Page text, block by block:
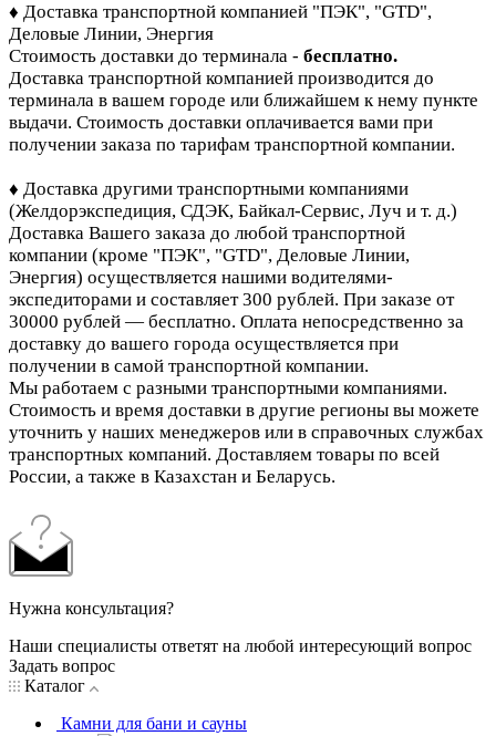
♦ Доставка транспортной компанией "ПЭК", "GTD",
Деловые Линии, Энергия
Стоимость доставки до терминала - бесплатно.
Доставка транспортной компанией производится до
терминала в вашем городе или ближайшем к нему пункте
выдачи. Стоимость доставки оплачивается вами при
получении заказа по тарифам транспортной компании.
♦ Доставка другими транспортными компаниями
(Желдорэкспедиция, СДЭК, Байкал-Сервис, Луч и т. д.)
Доставка Вашего заказа до любой транспортной
компании (кроме "ПЭК", "GTD", Деловые Линии,
Энергия) осуществляется нашими водителями-
экспедиторами и составляет 300 рублей. При заказе от
30000 рублей — бесплатно. Оплата непосредственно за
доставку до вашего города осуществляется при
получении в самой транспортной компании.
Мы работаем с разными транспортными компаниями.
Стоимость и время доставки в другие регионы вы можете
уточнить у наших менеджеров или в справочных службах
транспортных компаний. Доставляем товары по всей
России, а также в Казахстан и Беларусь.
Нужна консультация?
Наши специалисты ответят на любой интересующий вопрос
Задать вопрос
Каталог
Камни для бани и сауны